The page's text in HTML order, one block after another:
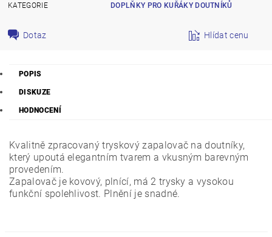
KATEGORIE
DOPLŇKY PRO KUŘÁKY DOUTNÍKŮ
Dotaz Hlídat cenu
POPIS
DISKUZE
HODNOCENÍ
Kvalitně zpracovaný tryskový zapalovač na doutníky,
který upoutá elegantním tvarem a vkusným barevným
provedením.
Zapalovač je kovový, plnící, má 2 trysky a vysokou
funkční spolehlivost. Plnění je snadné.